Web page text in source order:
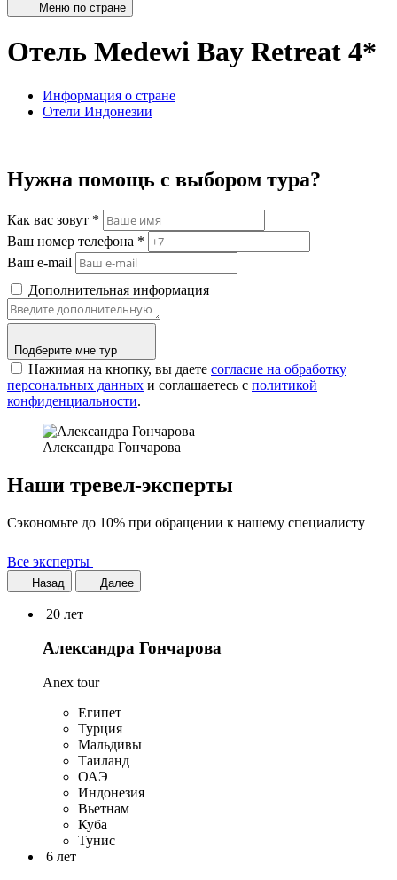
Меню по стране
Отель Medewi Bay Retreat 4*
Информация о стране
Отели Индонезии
Нужна помощь с выбором тура?
Как вас зовут *
Ваш номер телефона *
Ваш e-mail
Дополнительная информация
Подберите мне тур
Нажимая на кнопку, вы даете согласие на обработку
персональных данных и соглашаетесь c политикой
конфиденциальности.
Александра Гончарова
Наши тревел-эксперты
Сэкономьте до 10% при обращении к нашему специалисту
Все эксперты
Назад Далее
20 лет
Александра Гончарова
Anex tour
Египет
Турция
Мальдивы
Таиланд
ОАЭ
Индонезия
Вьетнам
Куба
Тунис
6 лет